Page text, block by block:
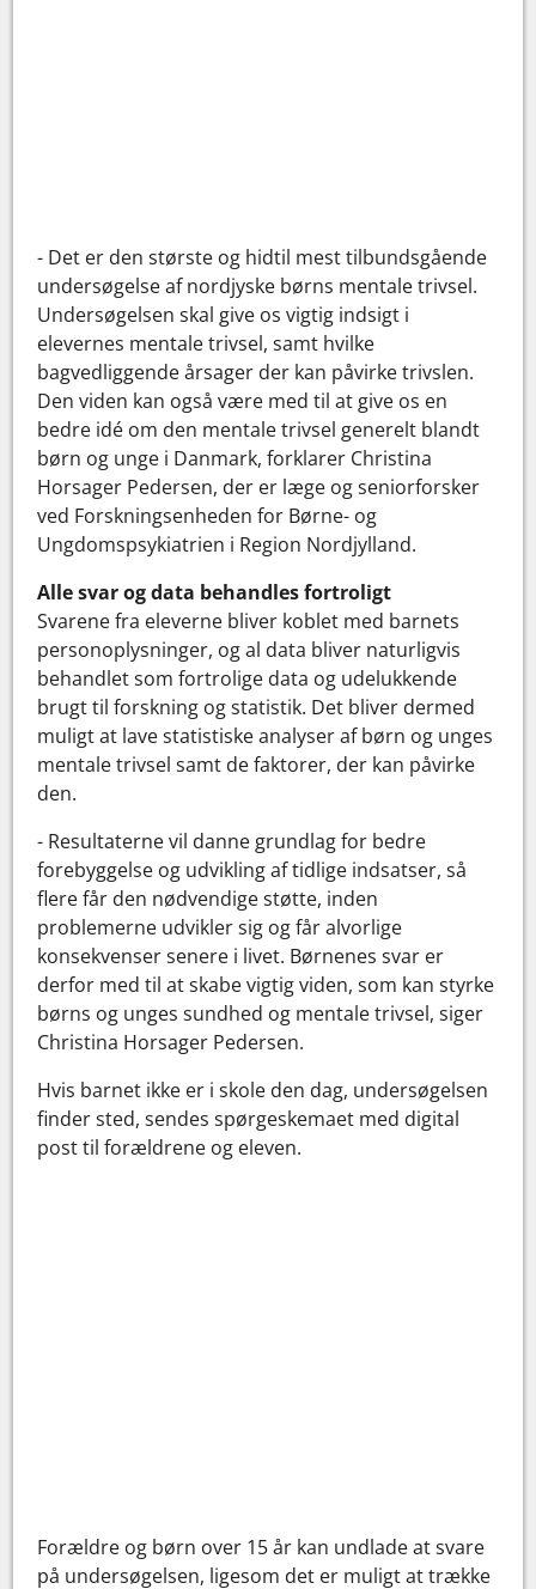
- Det er den største og hidtil mest tilbundsgående
undersøgelse af nordjyske børns mentale trivsel.
Undersøgelsen skal give os vigtig indsigt i
elevernes mentale trivsel, samt hvilke
bagvedliggende årsager der kan påvirke trivslen.
Den viden kan også være med til at give os en
bedre idé om den mentale trivsel generelt blandt
børn og unge i Danmark, forklarer Christina
Horsager Pedersen, der er læge og seniorforsker
ved Forskningsenheden for Børne- og
Ungdomspsykiatrien i Region Nordjylland.
Alle svar og data behandles fortroligt
Svarene fra eleverne bliver koblet med barnets
personoplysninger, og al data bliver naturligvis
behandlet som fortrolige data og udelukkende
brugt til forskning og statistik. Det bliver dermed
muligt at lave statistiske analyser af børn og unges
mentale trivsel samt de faktorer, der kan påvirke
den.
- Resultaterne vil danne grundlag for bedre
forebyggelse og udvikling af tidlige indsatser, så
flere får den nødvendige støtte, inden
problemerne udvikler sig og får alvorlige
konsekvenser senere i livet. Børnenes svar er
derfor med til at skabe vigtig viden, som kan styrke
børns og unges sundhed og mentale trivsel, siger
Christina Horsager Pedersen.
Hvis barnet ikke er i skole den dag, undersøgelsen
finder sted, sendes spørgeskemaet med digital
post til forældrene og eleven.
Forældre og børn over 15 år kan undlade at svare
på undersøgelsen, ligesom det er muligt at trække